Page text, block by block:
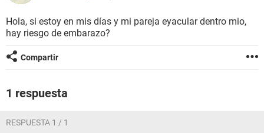
BIENESTAR
SEXUALIDAD
Hola, si estoy en mis días y mi pareja eyacular dentro mio,
hay riesgo de embarazo?
Compartir
1 respuesta
RESPUESTA 1 / 1